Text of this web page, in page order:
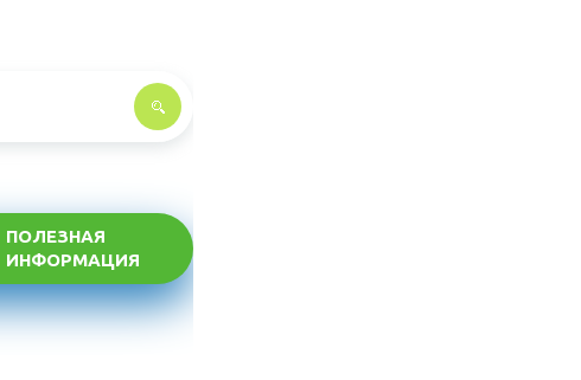
ПОЛЕЗНАЯ
ИНФОРМАЦИЯ